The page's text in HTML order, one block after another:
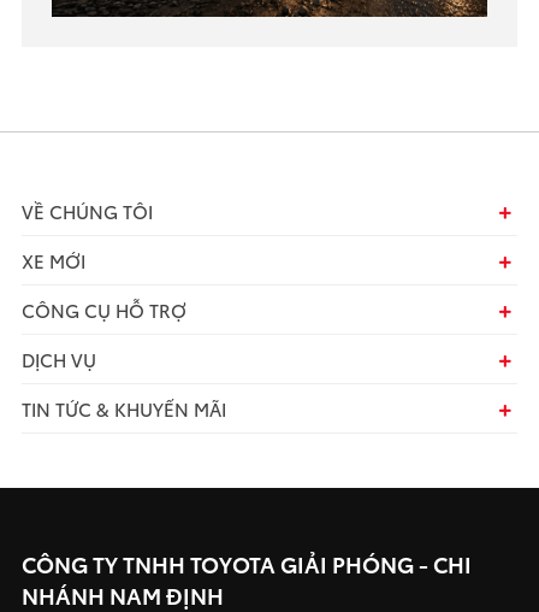
VỀ CHÚNG TÔI
XE MỚI
CÔNG CỤ HỖ TRỢ
DỊCH VỤ
TIN TỨC & KHUYẾN MÃI
CÔNG TY TNHH TOYOTA GIẢI PHÓNG - CHI
NHÁNH NAM ĐỊNH